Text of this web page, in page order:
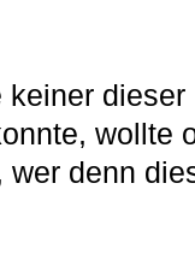
wollte
denn